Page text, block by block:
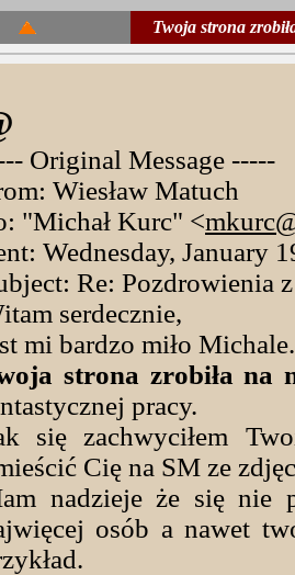
Twoja strona
Original Message -----
Wiesław Matuch
"Michał Kurc" <
Wednesday, January
Re: Pozdrowienia
serdecznie,
mi bardzo miło
strona zrobiła na
pracy.
się zachwyciłem
Cię na SM ze
nadzieje że się nie
osób a nawet